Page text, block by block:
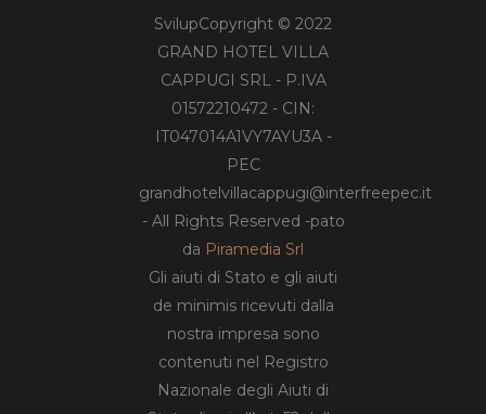
SvilupCopyright © 2022
GRAND HOTEL VILLA
CAPPUGI SRL - P.IVA
01572210472 - CIN:
IT047014A1VY7AYU3A -
PEC
grandhotelvillacappugi@interfreepec.it
- All Rights Reserved -pato
da Piramedia Srl
Gli aiuti di Stato e gli aiuti
de minimis ricevuti dalla
nostra impresa sono
contenuti nel Registro
Nazionale degli Aiuti di